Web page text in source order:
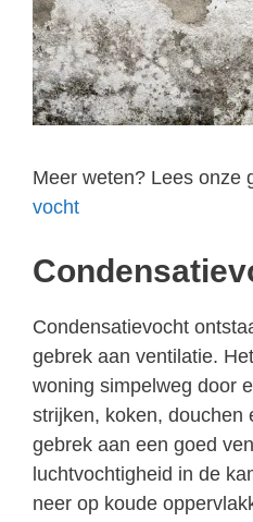
Meer weten? Lees onze
vocht
Condensatievocht
gebrek aan ventilatie.
woning simpelweg door
strijken, koken, douchen
gebrek aan een goed
luchtvochtigheid in de
neer op koude